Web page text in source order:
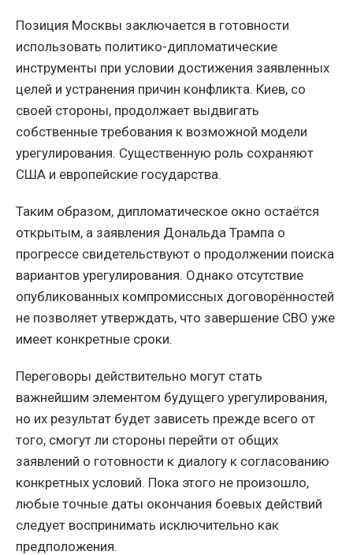
Позиция Москвы заключается в готовности
использовать политико-дипломатические
инструменты при условии достижения заявленных
целей и устранения причин конфликта. Киев, со
своей стороны, продолжает выдвигать
собственные требования к возможной модели
урегулирования. Существенную роль сохраняют
США и европейские государства.
Таким образом, дипломатическое окно остаётся
открытым, а заявления Дональда Трампа о
прогрессе свидетельствуют о продолжении поиска
вариантов урегулирования. Однако отсутствие
опубликованных компромиссных договорённостей
не позволяет утверждать, что завершение СВО уже
имеет конкретные сроки.
Переговоры действительно могут стать
важнейшим элементом будущего урегулирования,
но их результат будет зависеть прежде всего от
того, смогут ли стороны перейти от общих
заявлений о готовности к диалогу к согласованию
конкретных условий. Пока этого не произошло,
любые точные даты окончания боевых действий
следует воспринимать исключительно как
предположения.